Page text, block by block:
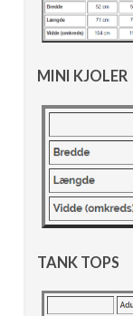
MINI KJOLER
TANK TOPS